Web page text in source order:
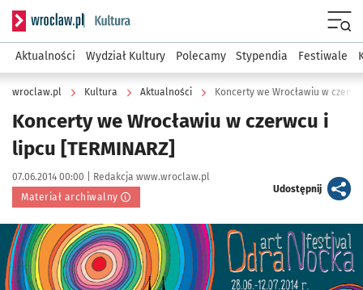
Serwis informacyjny wroclaw.pl podserwis: Kultura
Aktualności Wydział Kultury Polecamy Stypendia Festiwale
wroclaw.pl Kultura Aktualności Koncerty we Wrocławiu w
Koncerty we Wrocławiu w czerwcu i
lipcu [TERMINARZ]
Data publikacji:
07.06.2014 00:00 | Autor:
Redakcja www.wroclaw.pl
Materiał archiwalny
Udostępnijartykuł
Kliknij, aby powiększyć